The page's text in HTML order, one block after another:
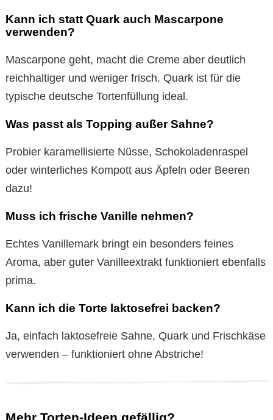
Kann ich statt Quark auch Mascarpone
verwenden?
Mascarpone geht, macht die Creme aber deutlich
reichhaltiger und weniger frisch. Quark ist für die
typische deutsche Tortenfüllung ideal.
Was passt als Topping außer Sahne?
Probier karamellisierte Nüsse, Schokoladenraspel
oder winterliches Kompott aus Äpfeln oder Beeren
dazu!
Muss ich frische Vanille nehmen?
Echtes Vanillemark bringt ein besonders feines
Aroma, aber guter Vanilleextrakt funktioniert ebenfalls
prima.
Kann ich die Torte laktosefrei backen?
Ja, einfach laktosefreie Sahne, Quark und Frischkäse
verwenden – funktioniert ohne Abstriche!